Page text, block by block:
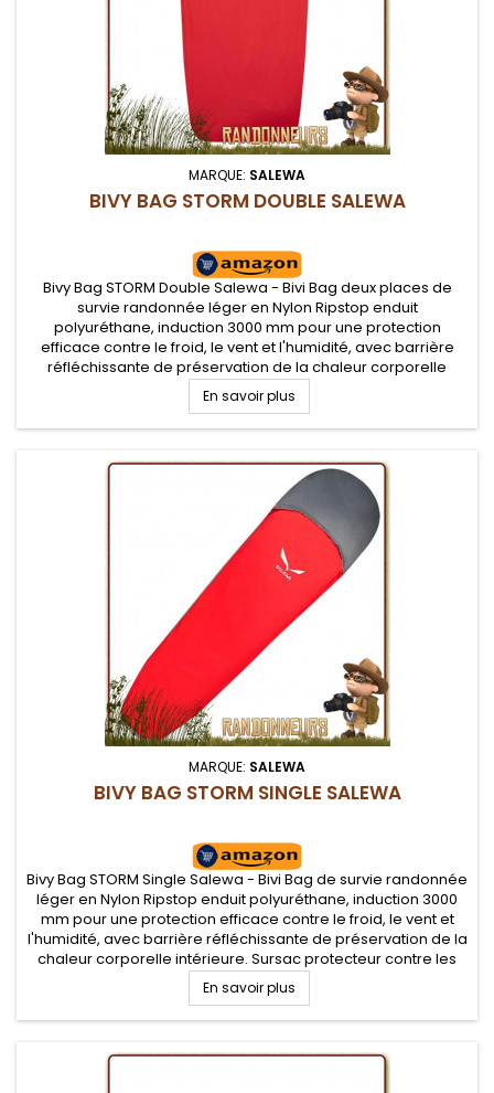
MARQUE: SALEWA
BIVY BAG STORM DOUBLE SALEWA
Bivy Bag STORM Double Salewa - Bivi Bag deux places de
survie randonnée léger en Nylon Ripstop enduit
polyuréthane, induction 3000 mm pour une protection
efficace contre le froid, le vent et l'humidité, avec barrière
réfléchissante de préservation de la chaleur corporelle
intérieure. Sursac protecteur contre les mauvaises
conditions climatiques pour vos...
En savoir plus
MARQUE: SALEWA
BIVY BAG STORM SINGLE SALEWA
Bivy Bag STORM Single Salewa - Bivi Bag de survie randonnée
léger en Nylon Ripstop enduit polyuréthane, induction 3000
mm pour une protection efficace contre le froid, le vent et
l'humidité, avec barrière réfléchissante de préservation de la
chaleur corporelle intérieure. Sursac protecteur contre les
mauvaises conditions climatiques pour vos bivouacs...
En savoir plus